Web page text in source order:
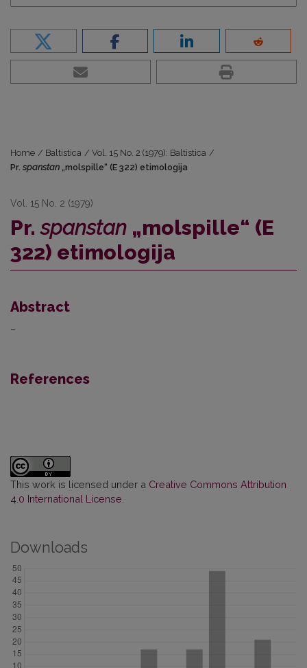
Home / Baltistica / Vol. 15 No. 2 (1979): Baltistica /
Pr. spanstan „molspille“ (E 322) etimologija
Vol. 15 No. 2 (1979)
Pr.spanstan „molspille“ (E
322) etimologija
Abstract
–
References
This work is licensed under a Creative Commons Attribution
4.0 International License
Downloads